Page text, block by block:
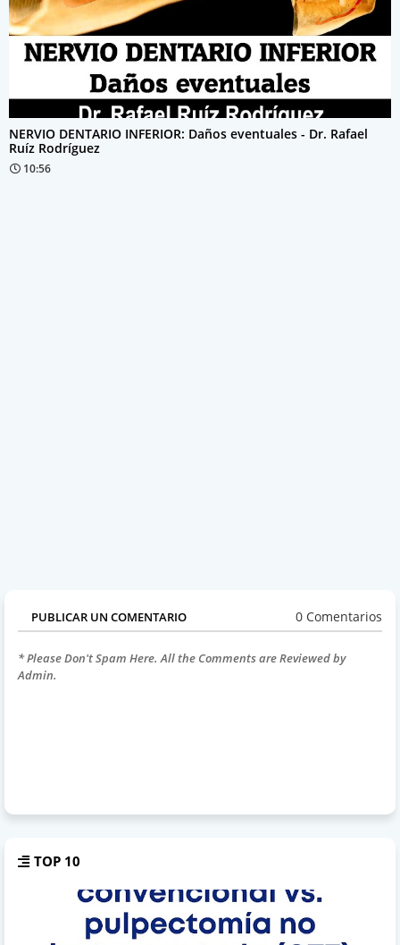
NERVIO DENTARIO INFERIOR: Daños eventuales - Dr. Rafael
Ruíz Rodríguez
10:56
PUBLICAR UN COMENTARIO 0 Comentarios
* Please Don't Spam Here. All the Comments are Reviewed by
Admin.
TOP 10